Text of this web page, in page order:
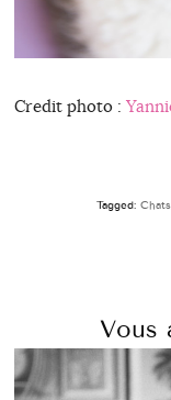
Credit photo :
Tagged: Chats
Vous